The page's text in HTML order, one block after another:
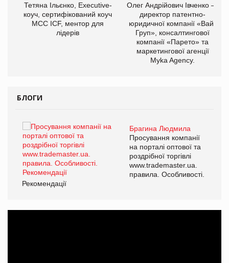
Тетяна Ільєнко, Executive-
коуч, сертифікований коуч
МСС ICF, ментор для
лідерів
Олег Андрійович Івченко —
директор патентно-
юридичної компанії «Вайз
Груп», консалтингової
компанії «Парето» та
маркетингової агенції
Myka Agency.
БЛОГИ
Брагина Людмила
Просування компанії
на порталі оптової та
роздрібної торгівлі
www.trademaster.ua.
правила. Особливості.
Рекомендації